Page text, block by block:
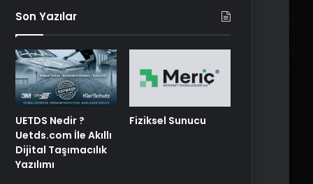
Son Yazılar
UETDS Nedir ?
Uetds.com İle Akıllı
Dijital Taşımacılık
Yazılımı
Fiziksel Sunucu